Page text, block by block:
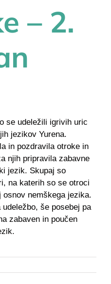
– 2.
se udeležili igrivih uric
jezikov Yurena.
in pozdravila otroke in
njih pripravila zabavne
jezik. Skupaj so
na katerih so se otroci
nemškega jezika.
še posebej pa
zabaven in poučen